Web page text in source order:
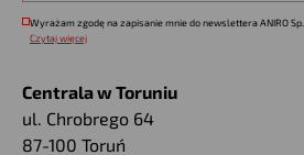
Wyrażam zgodę na zapisanie mnie do newslettera ANIRO
informacji handlowych na podany przeze mnie adres e-mail.
bezpośredniego.
Czytaj więcej
Centrala w Toruniu
ul. Chrobrego 64
87-100 Toruń